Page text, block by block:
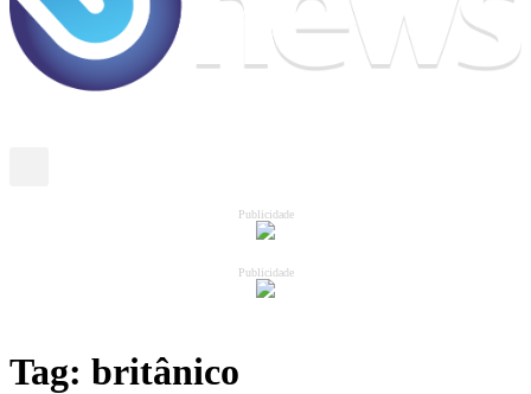
Publicidade
Publicidade
Tag: britânico